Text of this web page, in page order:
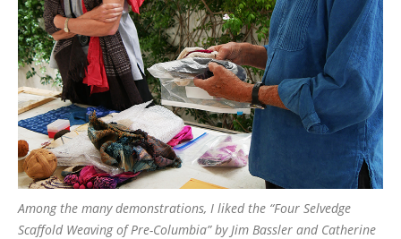
Among the many demonstrations, I liked the “Four Selvedge
Scaffold Weaving of Pre-Columbia” by Jim Bassler and Catherine